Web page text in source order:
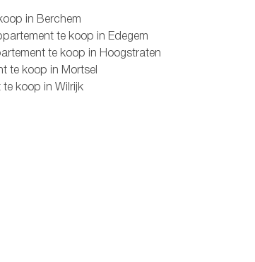
in Berchem
te koop in Edegem
te koop in Hoogstraten
te koop in Mortsel
koop in Wilrijk